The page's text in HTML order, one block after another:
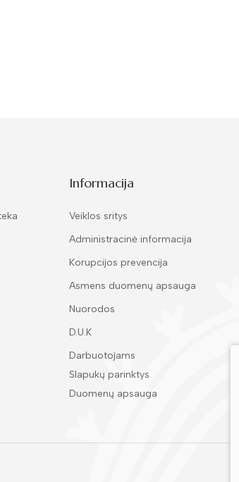
Informacija
Veiklos sritys
Administracinė informacija
Korupcijos prevencija
Asmens duomenų apsauga
Nuorodos
D.U.K
Darbuotojams
Slapukų parinktys
Duomenų apsauga